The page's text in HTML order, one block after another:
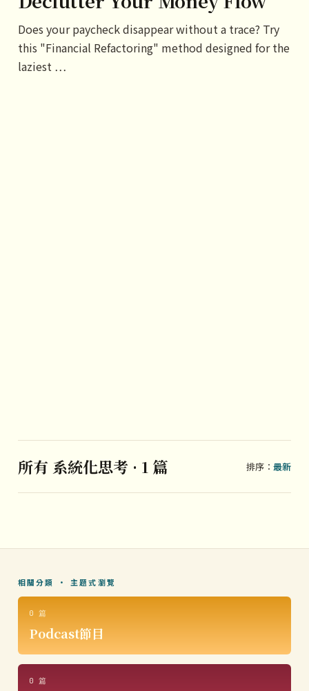
Does your paycheck disappear without a trace? Try
this "Financial Refactoring" method designed for the
laziest …
所有 系統化思考 · 1 篇 排序：最新
相關分類 · 主題式瀏覽
0 篇
Podcast節目
0 篇